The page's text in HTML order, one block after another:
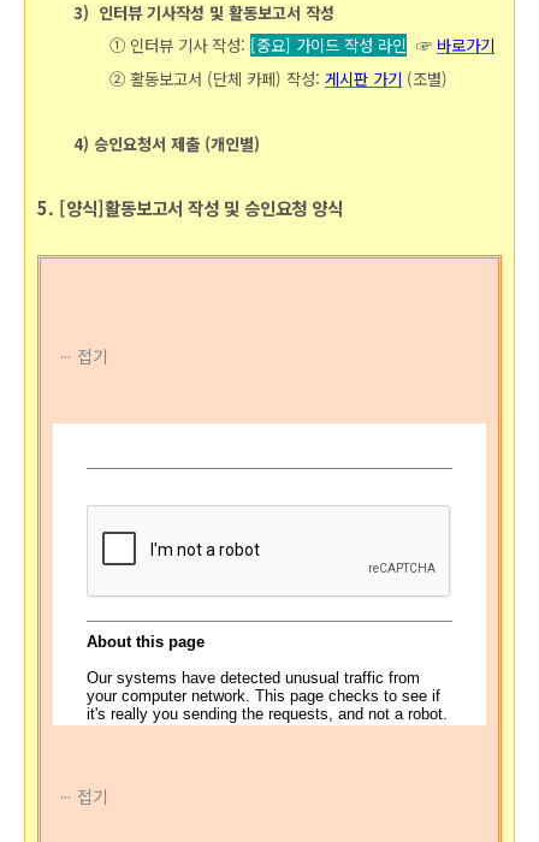
3) 인터뷰 기사작성 및 활동보고서 작성
① 인터뷰 기사 작성: [중요] 가이드 작성 라인 ☞ 바로가기
② 활동보고서 (단체 카페) 작성: 게시판 가기 (조별)
4) 승인요청서 제출 (개인별)
5. [양식]활동보고서 작성 및 승인요청 양식
접기
접기